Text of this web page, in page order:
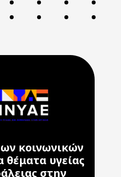
κοινωνικών
θέματα υγείας
στην